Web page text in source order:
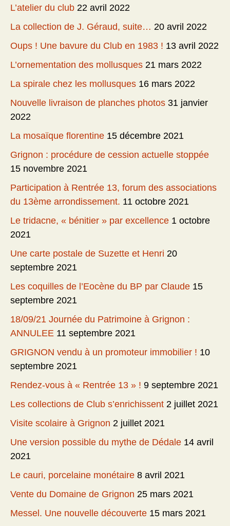
L’atelier du club 22 avril 2022
La collection de J. Géraud, suite… 20 avril 2022
Oups ! Une bavure du Club en 1983 ! 13 avril 2022
L’ornementation des mollusques 21 mars 2022
La spirale chez les mollusques 16 mars 2022
Nouvelle livraison de planches photos 31 janvier
2022
La mosaïque florentine 15 décembre 2021
Grignon : procédure de cession actuelle stoppée
15 novembre 2021
Participation à Rentrée 13, forum des associations
du 13ème arrondissement. 11 octobre 2021
Le tridacne, « bénitier » par excellence 1 octobre
2021
Une carte postale de Suzette et Henri 20
septembre 2021
Les coquilles de l’Eocène du BP par Claude 15
septembre 2021
18/09/21 Journée du Patrimoine à Grignon :
ANNULEE 11 septembre 2021
GRIGNON vendu à un promoteur immobilier ! 10
septembre 2021
Rendez-vous à « Rentrée 13 » ! 9 septembre 2021
Les collections de Club s’enrichissent 2 juillet 2021
Visite scolaire à Grignon 2 juillet 2021
Une version possible du mythe de Dédale 14 avril
2021
Le cauri, porcelaine monétaire 8 avril 2021
Vente du Domaine de Grignon 25 mars 2021
Messel. Une nouvelle découverte 15 mars 2021